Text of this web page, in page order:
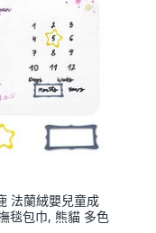
法蘭絨嬰兒童成
毯包巾, 熊貓 多色